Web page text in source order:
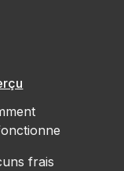
frais